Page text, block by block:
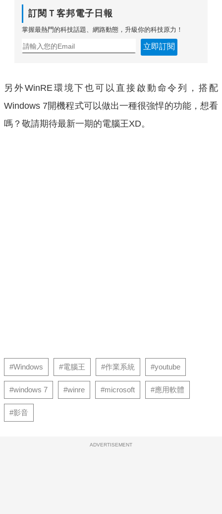
訂閱Ｔ客邦電子日報
掌握最熱門的科技話題、網路動態，升級你的科技原力！
立即訂閱
另外WinRE環境下也可以直接啟動命令列，搭配
Windows 7開機程式可以做出一種很強悍的功能，想看
嗎？敬請期待最新一期的電腦王XD。
#Windows #電腦王 #作業系統 #youtube
#windows 7 #winre #microsoft #應用軟體
#影音
ADVERTISEMENT